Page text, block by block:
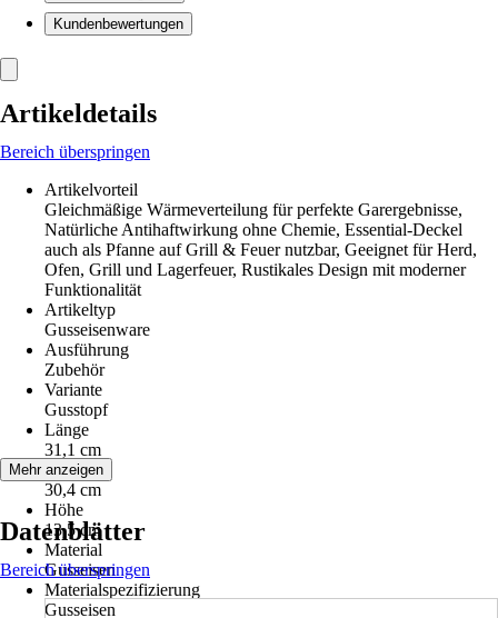
Kundenbewertungen
Artikeldetails
Bereich überspringen
Artikelvorteil
Gleichmäßige Wärmeverteilung für perfekte Garergebnisse,
Natürliche Antihaftwirkung ohne Chemie, Essential-Deckel
auch als Pfanne auf Grill & Feuer nutzbar, Geeignet für Herd,
Ofen, Grill und Lagerfeuer, Rustikales Design mit moderner
Funktionalität
Artikeltyp
Gusseisenware
Ausführung
Zubehör
Variante
Gusstopf
Länge
31,1 cm
Breite
30,4 cm
Höhe
13,5 cm
Material
Gusseisen
Materialspezifizierung
Gusseisen
Mehr anzeigen
Datenblätter
Bereich überspringen